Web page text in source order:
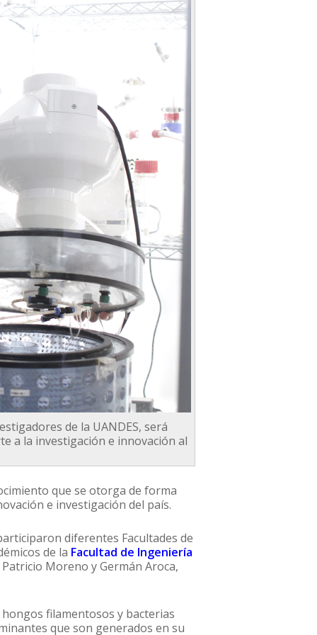
de la UANDES, será
a la investigación e innovación al
que se otorga de forma
e investigación del país.
diferentes Facultades de
de la Facultad de Ingeniería
Moreno y Germán Aroca,
filamentosos y bacterias
que son generados en su